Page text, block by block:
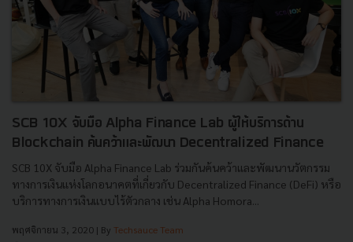
SCB 10X จับมือ Alpha Finance Lab ผู้ให้บริการด้าน
Blockchain ค้นคว้าและพัฒนา Decentralized Finance
SCB 10X จับมือ Alpha Finance Lab ร่วมกันค้นคว้าและพัฒนานวัตกรรม
ทางการเงินแห่งโลกอนาคตที่เกี่ยวกับ Decentralized Finance (DeFi) หรือ
บริการทางการเงินแบบไร้ตัวกลาง เช่น Alpha Homora...
พฤศจิกายน 3, 2020 | By Techsauce Team